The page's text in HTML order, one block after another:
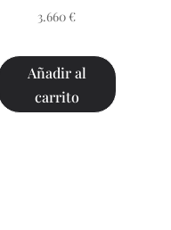
3.660 €
Añadir al
carrito